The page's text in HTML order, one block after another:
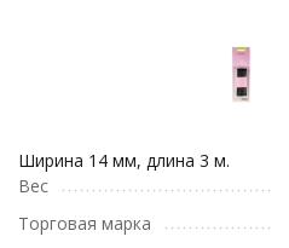
Ширина 14 мм, длина 3 м.
Вес
Торговая марка